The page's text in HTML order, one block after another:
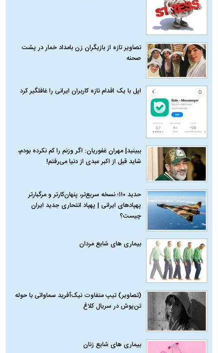
تصاویر تازه از بازیگران زن بامداد خمار در پشت
صحنه
اپل با یک اقدام تازه کاربران ایرانی را غافلگیر کرد
ببینید| مهران غفوریان: اگر وزنم را کم نکرده بودم،
شاید قبل از اکبر عبدی از دنیا می‌رفتم!
حدید ۱۱۰؛ نسخه سریع‌تر، پنهان‌کارتر و مرگبارتر
پهپادهای ایرانی | پهپاد انتحاری جدید ایران
چیست؟
بیماری‌ های شایع مردان
(تصاویر) تیپ متفاوت نیک‌آفرید سماواتی با حوله
تن‌پوش در سریال کلاغ
بیماری‌ های شایع زنان